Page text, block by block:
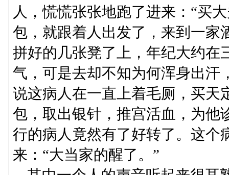
人，慌慌张张地跑了进来：“买
包，就跟着人出发了，来到一家
拼好的几张凳了上，年纪大约在
气，可是去却不知为何浑身出汗
说这病人在一直上着毛厕，买天
包，取出银针，推宫活血，为他
行的病人竟然有了好转了。这个
来：“大当家的醒了。”